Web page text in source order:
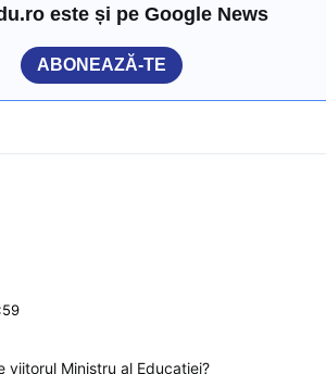
este și pe Google News
ABONEAZĂ-TE
viitorul Ministru al Educației?